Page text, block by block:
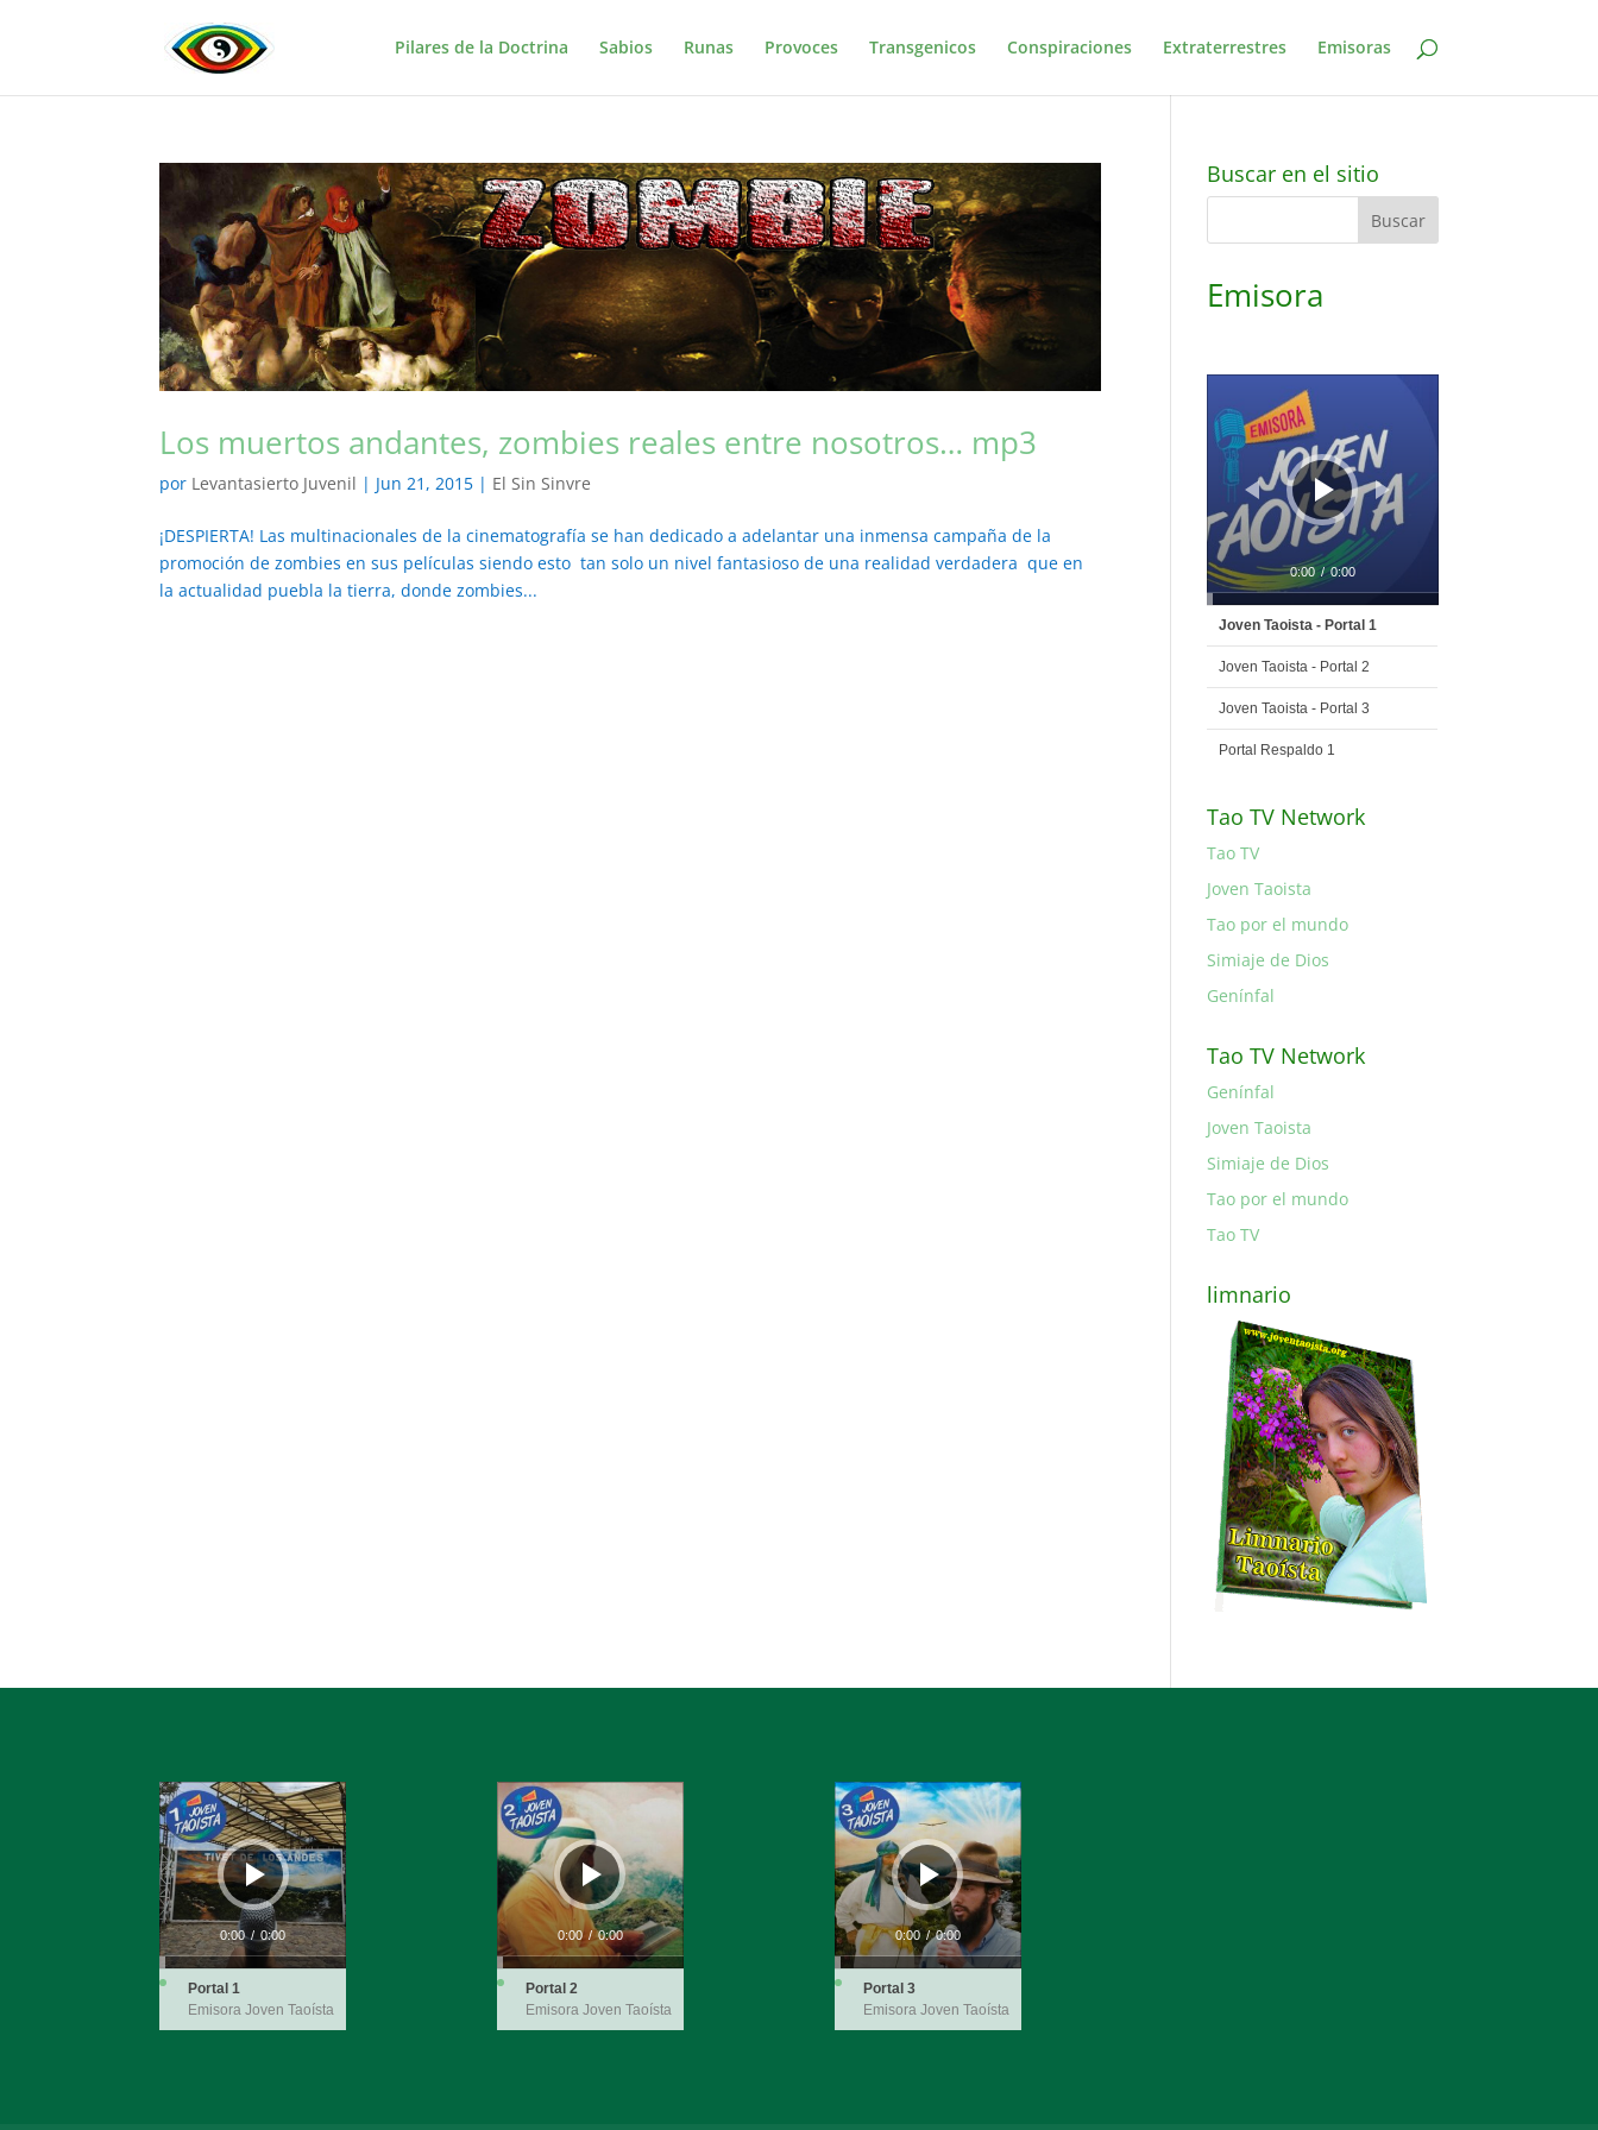
Pilares de la Doctrina Sabios Runas Provoces Transgenicos Conspiraciones Extraterrestres Emisoras
Los muertos andantes, zombies reales entre nosotros… mp3
por Levantasierto Juvenil | Jun 21, 2015 | El Sin Sinvre
¡DESPIERTA! Las multinacionales de la cinematografía se han dedicado a adelantar una inmensa campaña de la
promoción de zombies en sus películas siendo esto tan solo un nivel fantasioso de una realidad verdadera que en
la actualidad puebla la tierra, donde zombies...
Buscar en el sitio
Emisora
Reproductor
audio
0:00 / 0:00
Joven Taoista - Portal 1
Joven Taoista - Portal 2
Joven Taoista - Portal 3
Portal Respaldo 1
Tao TV Network
Tao TV
Joven Taoista
Tao por el mundo
Simiaje de Dios
Genínfal
Tao TV Network
Genínfal
Joven Taoista
Simiaje de Dios
Tao por el mundo
Tao TV
limnario
Reproductor
de
audio
0:00 / 0:00
Portal 1
Emisora Joven Taoísta
Reproductor
de
audio
0:00 / 0:00
Portal 2
Emisora Joven Taoísta
Reproductor
de
audio
0:00 / 0:00
Portal 3
Emisora Joven Taoísta